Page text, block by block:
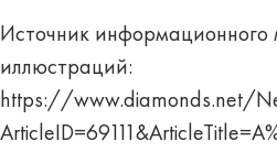
Источник информационного
иллюстраций:
https://www.diamonds.net/